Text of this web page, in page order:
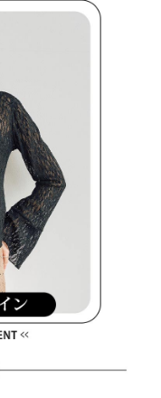
簡稱本公司）所提供，讓
由商店將買賣／分期付款
繳交帳款。
目的，商店將以您的個人
進項蒐集、處理及利用，
核對及更正。
userRule
易完成。
您需要取消訂單，請聯絡
有效，需透過AFTEE先享
頁面顯示為準，若有關於
請聯繫「AFTEE先享後付
support/home
先享後付」服務完成之交
交易相關給付款項請求債
人之同意方可使用
損失，本公司不負相關責
號之用戶狀況，依本公司即
形，本公司將視審查結果
若發現惡意使用之情形，
度並採取法律行動。